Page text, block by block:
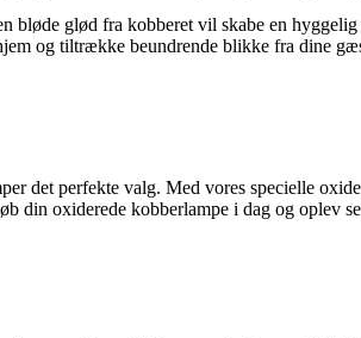
glød fra kobberet vil skabe en
og tiltrække beundrende blikke fra dine
det perfekte valg. Med vores specielle
din oxiderede kobberlampe i dag og oplev